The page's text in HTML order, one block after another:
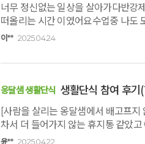
너무 정신없는 일상을 살아가다반강
떠올리는 시간 이였어요수업중 나도
가려고합니다많은분들이 옹달샘에서
이** 2025.04.24
옹달샘 생활단식 생활단식 참여 후기
[사람을 살리는 옹달샘에서 배고프
차서 더 들어가지 않는 휴지통 같았
돋혔다. "아! 비우고 싶다"는 말이 입
윤** 2025.04.22